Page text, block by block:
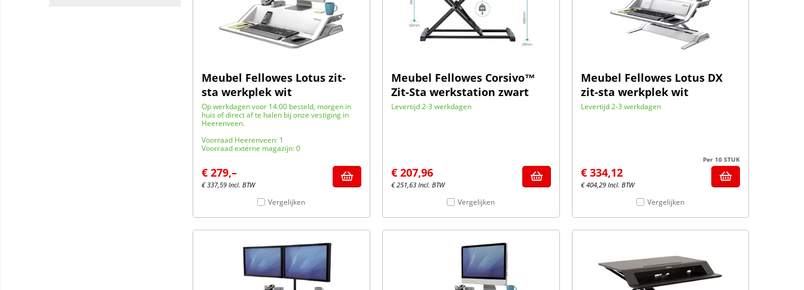
Meubel Fellowes Lotus zit-
sta werkplek wit
Op werkdagen voor 14:00 besteld, morgen in
huis of direct af te halen bij onze vestiging in
Heerenveen.
Voorraad Heerenveen: 1
Voorraad externe magazijn: 0
€ 279,–
€337,59 Incl. BTW
Vergelijken
Meubel Fellowes Corsivo™
Zit-Sta werkstation zwart
Levertijd 2-3 werkdagen
€ 207,96
€251,63 Incl. BTW
Vergelijken
Meubel Fellowes Lotus DX
zit-sta werkplek wit
Levertijd 2-3 werkdagen
Per 10 STUK
€ 334,12
€404,29 Incl. BTW
Vergelijken